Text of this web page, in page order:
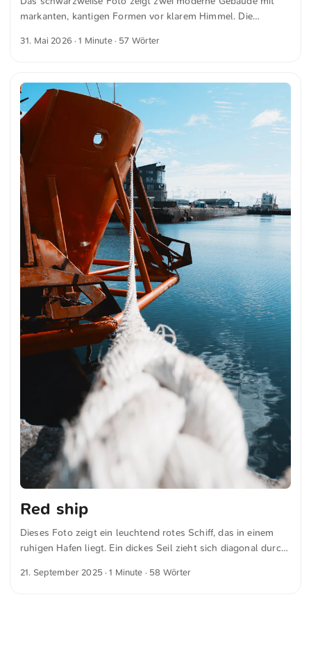
markanten, kantigen Formen vor klarem Himmel. Die
Ziegelmuster geprägt. Die Kombination aus Architektur und
kostenfrei und in voller Auflösung auf unsplash.com
runterladen. Hier geht es zum Foto
31. Mai 2026 · 1 Minute · 57 Wörter
Red ship
Dieses Foto zeigt ein leuchtend rotes Schiff, das in einem
ruhigen Hafen liegt. Ein dickes Seil zieht sich diagonal durch
Wasser, und in der Ferne sind Gebäude zu sehen. Dies und
21. September 2025 · 1 Minute · 58 Wörter